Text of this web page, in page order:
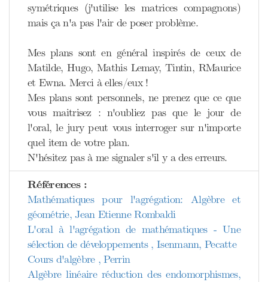
symétriques (j'utilise les matrices compagnons)
mais ça n'a pas l'air de poser problème.
Mes plans sont en général inspirés de ceux de
Matilde, Hugo, Mathis Lemay, Tintin, RMaurice
et Ewna. Merci à elles/eux !
Mes plans sont personnels, ne prenez que ce que
vous maitrisez : n'oubliez pas que le jour de
l'oral, le jury peut vous interroger sur n'importe
quel item de votre plan.
N'hésitez pas à me signaler s'il y a des erreurs.
Références :
Mathématiques pour l'agrégation: Algèbre et
géométrie, Jean Etienne Rombaldi
L'oral à l'agrégation de mathématiques - Une
sélection de développements , Isenmann, Pecatte
Cours d'algèbre , Perrin
Algèbre linéaire réduction des endomorphismes,